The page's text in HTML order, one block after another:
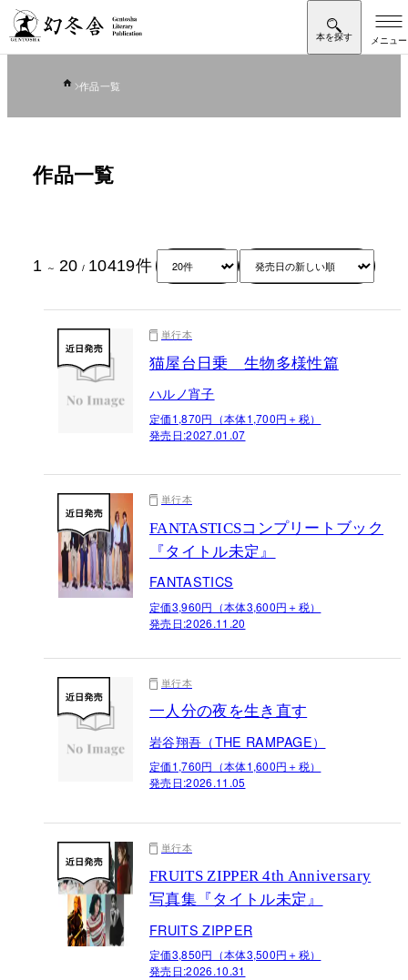
作品一覧
作品一覧
1 ～ 20 / 10419件
単行本
猫屋台日乗 生物多様性篇
ハルノ宵子
定価1,870円（本体1,700円＋税）
発売日:2027.01.07
単行本
FANTASTICSコンプリートブック
『タイトル未定』
FANTASTICS
定価3,960円（本体3,600円＋税）
発売日:2026.11.20
単行本
一人分の夜を生き直す
岩谷翔吾（THE RAMPAGE）
定価1,760円（本体1,600円＋税）
発売日:2026.11.05
単行本
FRUITS ZIPPER 4th Anniversary
写真集『タイトル未定』
FRUITS ZIPPER
定価3,850円（本体3,500円＋税）
発売日:2026.10.31